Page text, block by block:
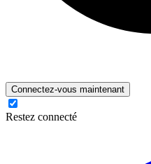
Connectez-vous maintenant
Restez connecté